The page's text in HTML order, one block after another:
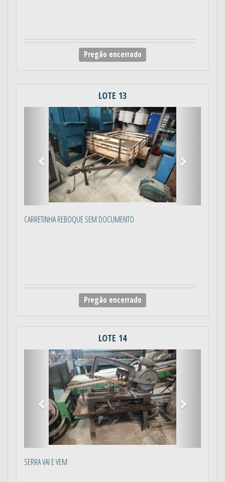
Pregão encerrado
LOTE 13
Anterior
CARRETINHA REBOQUE SEM DOCUMENTO
Pregão encerrado
LOTE 14
Anterior
SERRA VAI E VEM